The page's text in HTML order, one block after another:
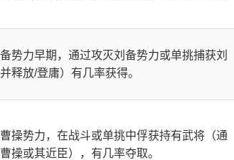
势力早期，通过攻灭刘备势力或单挑捕获刘
释放/登庸）有几率获得。
操势力，在战斗或单挑中俘获持有武将（通
操或其近臣），有几率夺取。